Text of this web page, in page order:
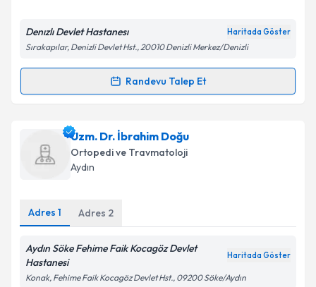
Kişisel verilerimin işlenmesine ilişkin
Metni'ni okudum ve kişisel verilerimin belirtilen
Takvim Talebini Gönder
Denızlı Devlet Hastanesı Haritada Göster
Sırakapılar, Denizli Devlet Hst., 20010 Denizli Merkez/Denizli
Randevu Talep Et
Randevu Takvimi Talebi
Dr. Mehmet Birol Ilgıniçin randevu takvimi talebi
oluşturun. Size bu uzmandan randevu almanız için bir
takvim hazırlandığında e-posta ile bilgilendireceğiz.
Kişisel verilerimin işlenmesine ilişkin
Aydınlatma
Metni'ni okudum ve kişisel verilerimin belirtilen
Uzm. Dr. İbrahim Doğu
Ortopedi ve Travmatoloji
Aydın
Adres 1 Adres 2
Aydın Söke Fehime Faik Kocagöz Devlet
Hastanesi
Haritada Göster
Konak, Fehime Faik Kocagöz Devlet Hst., 09200 Söke/Aydın